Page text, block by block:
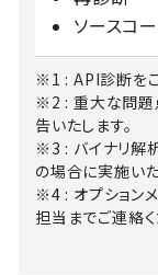
ソースコ
※1 : API診断を
※2 : 重大な問題
告いたします。
※3 : バイナリ解
の場合に実施いた
※4 : オプション
担当までご連絡く